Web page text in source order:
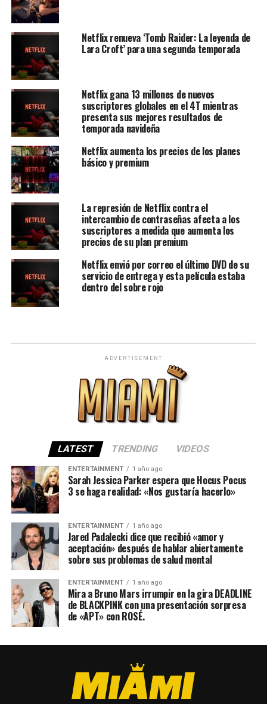
Netflix renueva ‘Tomb Raider: La leyenda de
Lara Croft’ para una segunda temporada
Netflix gana 13 millones de nuevos
suscriptores globales en el 4T mientras
presenta sus mejores resultados de
temporada navideña
Netflix aumenta los precios de los planes
básico y premium
La represión de Netflix contra el
intercambio de contraseñas afecta a los
suscriptores a medida que aumenta los
precios de su plan premium
Netflix envió por correo el último DVD de su
servicio de entrega y esta película estaba
dentro del sobre rojo
ADVERTISEMENT
LATEST TRENDING VIDEOS
ENTERTAINMENT 1 año ago
Sarah Jessica Parker espera que Hocus Pocus
3 se haga realidad: «Nos gustaría hacerlo»
ENTERTAINMENT 1 año ago
Jared Padalecki dice que recibió «amor y
aceptación» después de hablar abiertamente
sobre sus problemas de salud mental
ENTERTAINMENT 1 año ago
Mira a Bruno Mars irrumpir en la gira DEADLINE
de BLACKPINK con una presentación sorpresa
de «APT» con ROSÉ.